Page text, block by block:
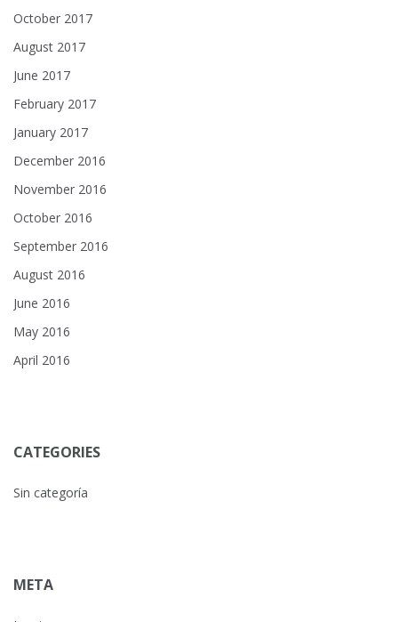
October 2017
August 2017
June 2017
February 2017
January 2017
December 2016
November 2016
October 2016
September 2016
August 2016
June 2016
May 2016
April 2016
CATEGORIES
Sin categoría
META